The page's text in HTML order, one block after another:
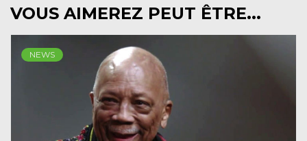
VOUS AIMEREZ PEUT ÊTRE...
NEWS